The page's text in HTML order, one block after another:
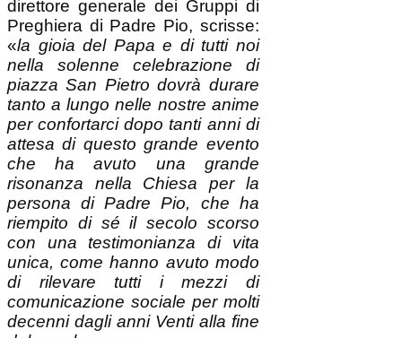
«la gioia del Papa e di tutti noi
nella solenne celebrazione di
piazza San Pietro dovrà durare
tanto a lungo nelle nostre anime
per confortarci dopo tanti anni di
attesa di questo grande evento
che ha avuto una grande
risonanza nella Chiesa per la
persona di Padre Pio, che ha
riempito di sé il secolo scorso
con una testimonianza di vita
unica, come hanno avuto modo
di rilevare tutti i mezzi di
comunicazione sociale per molti
decenni dagli anni Venti alla fine